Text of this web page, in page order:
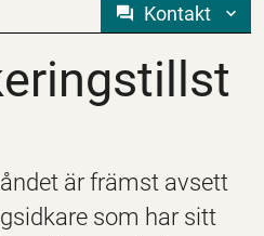
Kontakt
är främst avsett
som har sitt